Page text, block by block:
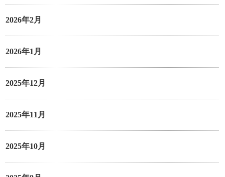
2026年2月
2026年1月
2025年12月
2025年11月
2025年10月